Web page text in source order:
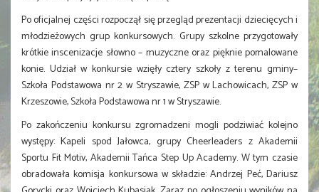
Po oficjalnej części rozpoczął się przegląd prezentacji dziecięcych i
młodzieżowych grup konkursowych. Grupy szkolne przygotowały
krótkie inscenizacje słowno – muzyczne oraz pięknie pomalowane
konie. Udział w konkursie wzięły cztery szkoły z terenu gminy–
Szkoła Podstawowa nr 2 w Stryszawie, ZSP w Lachowicach, ZSP w
Krzeszowie, Szkoła Podstawowa nr 1 w Stryszawie.
Po zakończeniu konkursu zgromadzeni mogli podziwiać kolejno
występy: Kapeli spod Jałowca, grupy Cheerleaders z Akademii
Sportu Fit Motiv, Akademii Tańca Step Up Academy. W tym czasie
obradowała komisja konkursowa w składzie: Andrzej Peć, Dariusz